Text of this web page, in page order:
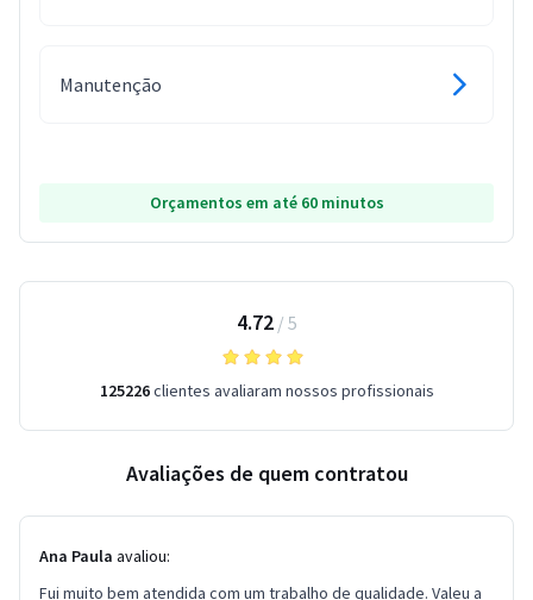
Manutenção
Orçamentos em até 60 minutos
4.72/ 5
125226clientes avaliaram nossos profissionais
Avaliações de quem contratou
Ana Paula avaliou:
Fui muito bem atendida com um trabalho de qualidade. Valeu a